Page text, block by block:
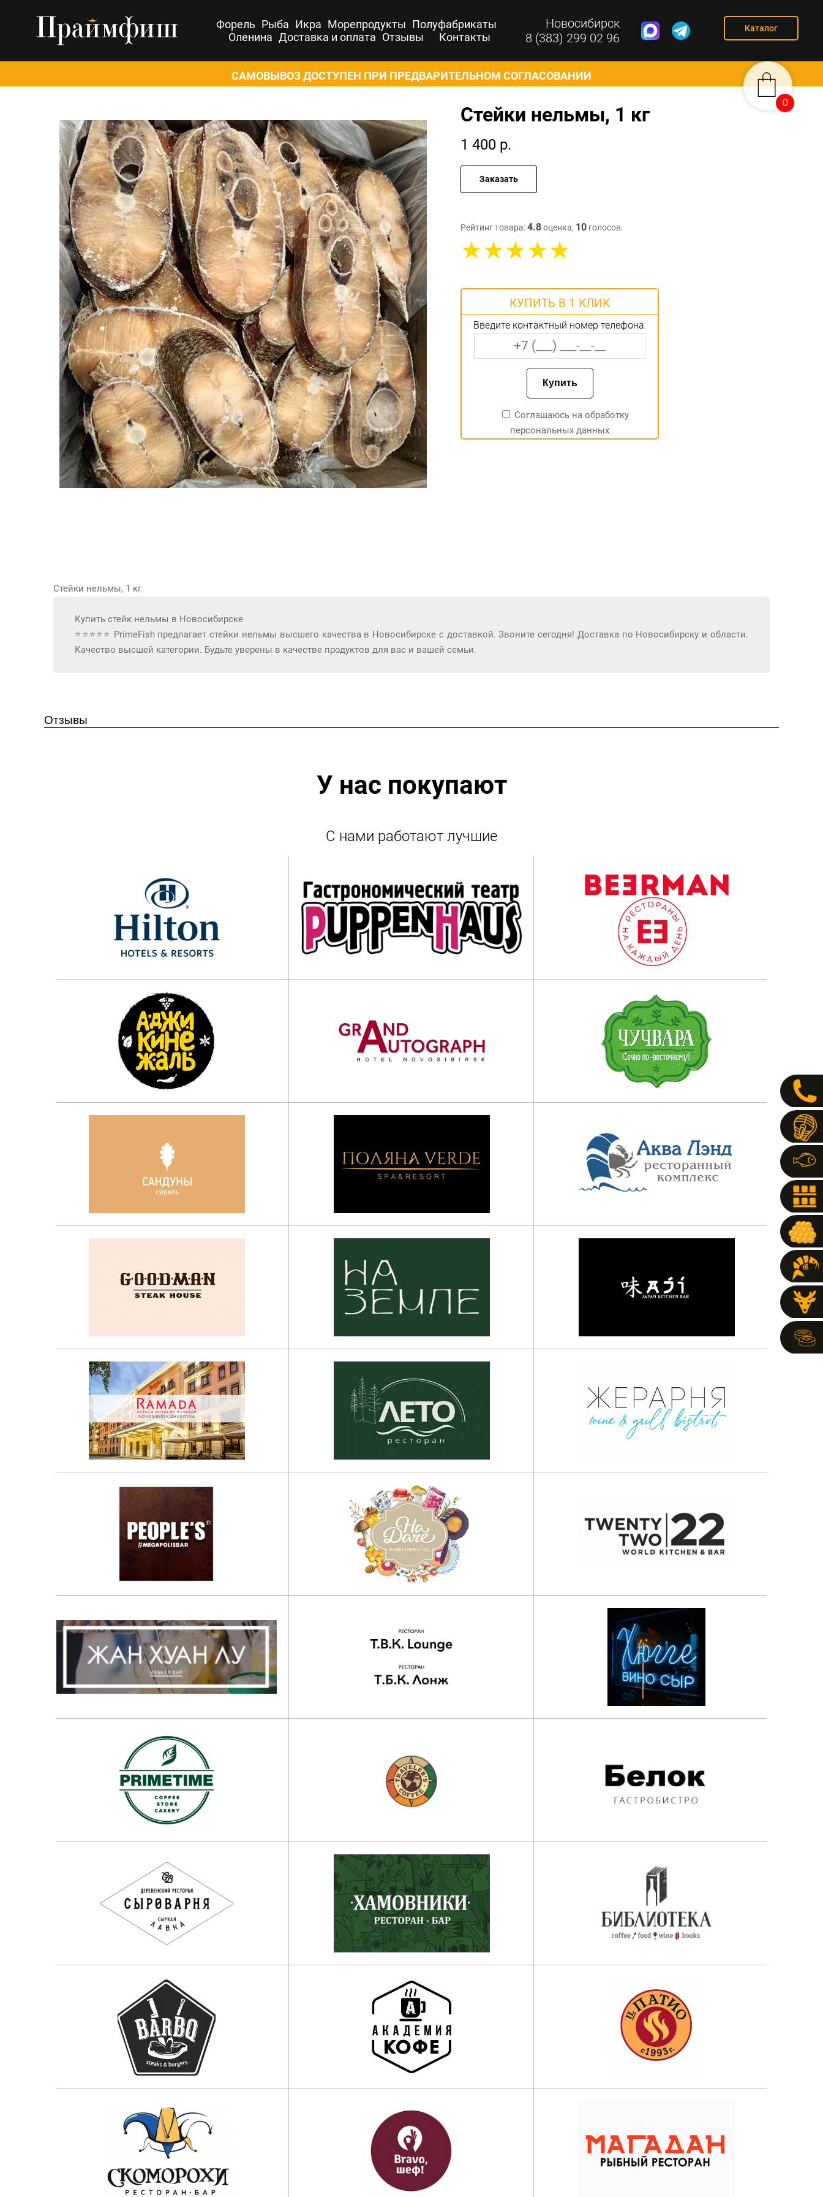
Форель Рыба Икра Морепродукты Полуфабрикаты
Оленина Доставка и оплата Отзывы Контакты
Новосибирск
8 (383) 299 02 96
Каталог
САМОВЫВОЗ ДОСТУПЕН ПРИ ПРЕДВАРИТЕЛЬНОМ СОГЛАСОВАНИИ
Стейки нельмы, 1 кг
1 400 р.
Заказать
Рейтинг товара:4.8оценка, 10 голосов.
КУПИТЬ В 1 КЛИК
Введите контактный номер телефона:
Соглашаюсь на обработку
персональных данных
Стейки нельмы, 1 кг
Купить стейк нельмы в Новосибирске
⭐⭐⭐⭐⭐ PrimeFish предлагает стейки нельмы высшего качества в Новосибирске с доставкой. Звоните сегодня! Доставка по Новосибирску и области.
Качество высшей категории. Будьте уверены в качестве продуктов для вас и вашей семьи.
Отзывы
У нас покупают
С нами работают лучшие
0
0